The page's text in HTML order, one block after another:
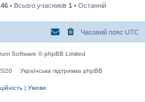
• Всього учасників 1 • Останній
Часовий пояс UTC
Software © phpBB Limited
Українська підтримка phpBB
| Умови